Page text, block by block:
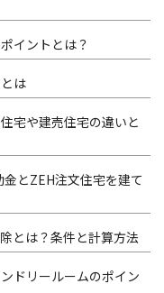
イントとは？
は
宅や建売住宅の違いと
とZEH注文住宅を建て
とは？条件と計算方法
ドリールームのポイン